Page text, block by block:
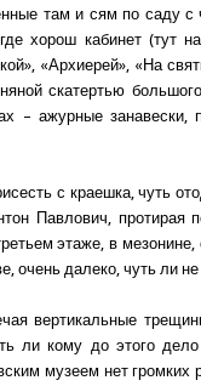
там и сям по саду
хорош кабинет (тут
«Архиерей», «На
скатертью
– ажурные занавески,
с краешка, чуть
Павлович, протирая
этаже, в
очень далеко, чуть ли
вертикальные
ли кому до этого
музеем нет